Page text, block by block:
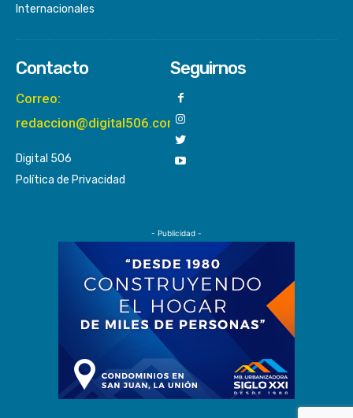
Internacionales
Contacto
Correo:
redaccion@digital506.com
Digital 506
Política de Privacidad
Seguirnos
- Publicidad -